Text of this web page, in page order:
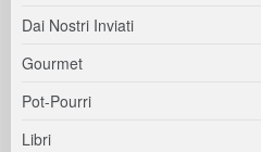
Dai Nostri Inviati
Gourmet
Pot-Pourri
Libri